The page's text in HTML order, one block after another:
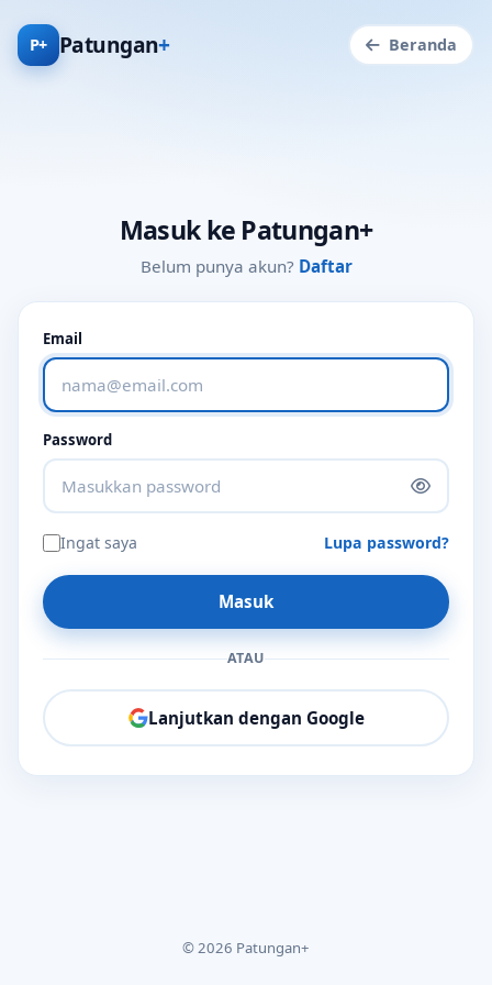
P+ Patungan+ Beranda
Masuk ke Patungan+
Belum punya akun? Daftar
Email
Password
Ingat saya Lupa password?
Masuk
ATAU
Lanjutkan dengan Google
© 2026 Patungan+